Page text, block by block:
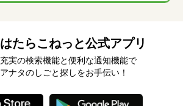
はたらこねっと公式アプリ
充実の検索機能と便利な通知機能で
アナタのしごと探しをお手伝い！